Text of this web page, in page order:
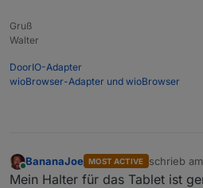
Gruß
Walter
DoorIO-Adapter
wioBrowser-Adapter und wioBrowser
Online
BananaJoe MOST ACTIVE schrieb am
zuletzt
Mein Halter für das Tablet ist